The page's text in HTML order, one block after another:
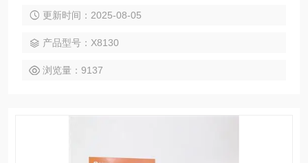
析介质、磁珠、仪器和耗材、纳米材料、化学合成等 二甲苯酚
更新时间：2025-08-05
产品型号：X8130
浏览量：9137